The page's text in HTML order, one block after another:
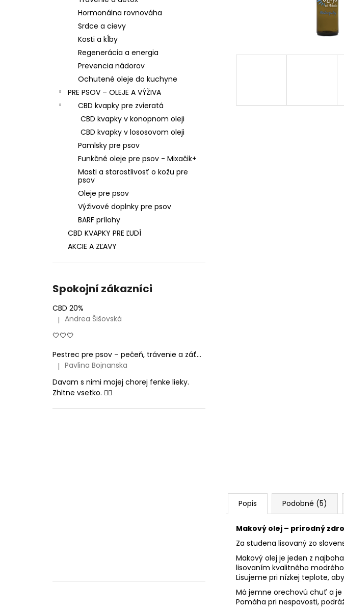
Hormonálna rovnováha
Srdce a cievy
Kosti a kĺby
Regenerácia a energia
Prevencia nádorov
Ochutené oleje do kuchyne
PRE PSOV – OLEJE A VÝŽIVA
CBD kvapky pre zvieratá
CBD kvapky v konopnom oleji
CBD kvapky v lososovom oleji
Pamlsky pre psov
Funkčné oleje pre psov - Mixačik+
Masti a starostlivosť o kožu pre
psov
Oleje pre psov
Výživové doplnky pre psov
BARF prílohy
CBD KVAPKY PRE ĽUDÍ
AKCIE A ZĽAVY
Spokojní zákazníci
CBD 20%
Hodnotenie produktu je 5 z 5 hviezdičiek.
| Andrea Šišovská
🤍🤍🤍
Pestrec pre psov – pečeň, trávenie a záťaž organizmu (DETOXKY)
Hodnotenie produktu je 5 z 5 hviezdičiek.
| Pavlina Bojnanska
Davam s nimi mojej chorej fenke lieky.
Zhltne vsetko. 👍🏻
Popis Podobné (5)
Makový olej – prírodný
Za studena lisovaný zo
Makový olej je jeden z
lisovaním kvalitného
Lisujeme pri nízkej teplote,
Má jemne orechovú chuť a
Pomáha pri nespavosti,